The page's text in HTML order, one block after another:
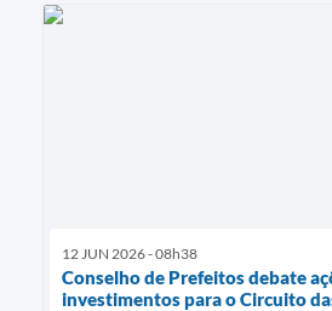
12 JUN 2026 - 08h38
Conselho de Prefeitos debate
investimentos para o Circuito